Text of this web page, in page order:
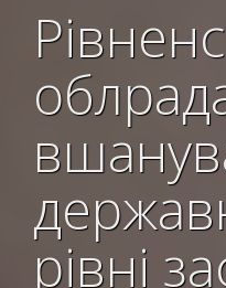
рівні